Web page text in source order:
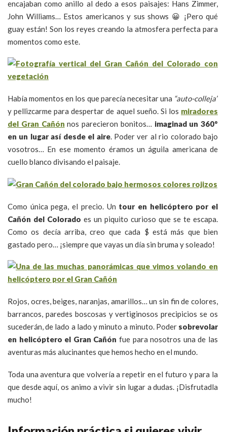
encajaban como anillo al dedo a esos paisajes: Hans Zimmer,
John Williams… Estos americanos y sus shows 😀 ¡Pero qué
guay están! Son los reyes creando la atmosfera perfecta para
momentos como este.
Había momentos en los que parecía necesitar una “auto-colleja”
y pellizcarme para despertar de aquel sueño. Si los miradores
del Gran Cañón nos parecieron bonitos… imaginad un 360º
en un lugar así desde el aire. Poder ver al rio colorado bajo
vosotros… En ese momento éramos un águila americana de
cuello blanco divisando el paisaje.
Como única pega, el precio. Un tour en helicóptero por el
Cañón del Colorado es un piquito curioso que se te escapa.
Como os decía arriba, creo que cada $ está más que bien
gastado pero… ¡siempre que vayas un día sin bruma y soleado!
Rojos, ocres, beiges, naranjas, amarillos… un sin fin de colores,
barrancos, paredes boscosas y vertiginosos precipicios se os
sucederán, de lado a lado y minuto a minuto. Poder sobrevolar
en helicóptero el Gran Cañón fue para nosotros una de las
aventuras más alucinantes que hemos hecho en el mundo.
Toda una aventura que volvería a repetir en el futuro y para la
que desde aquí, os animo a vivir sin lugar a dudas. ¡Disfrutadla
mucho!